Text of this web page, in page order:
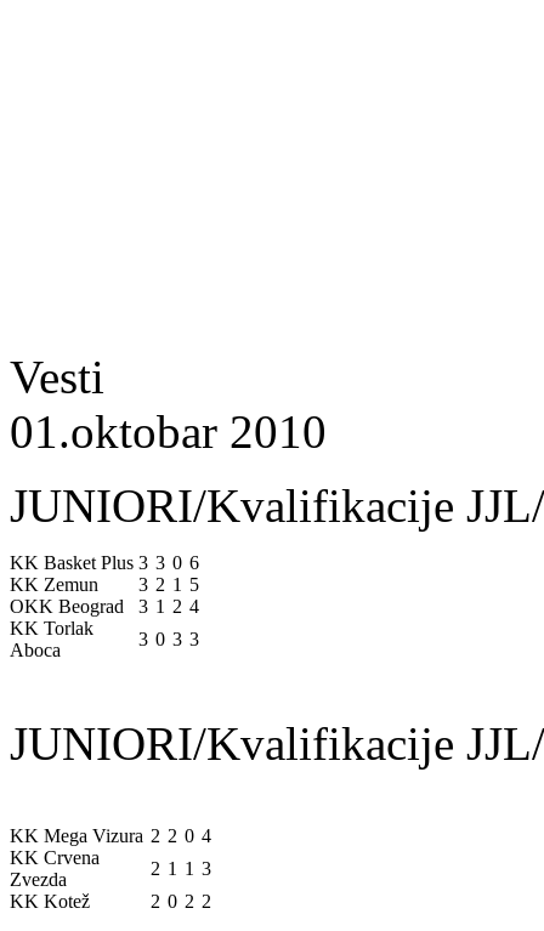
Vesti
01.oktobar 2010
JUNIORI/Kvalifikacije
KK Basket Plus 3 3 0 6
KK Zemun
3 2 1 5
OKK Beograd
3 1 2 4
KK Torlak
Aboca
3 0 3 3
JUNIORI/Kvalifikacije
KK Mega Vizura 2 2 0 4
KK Crvena
Zvezda
2 1 1 3
KK Kotež
2 0 2 2